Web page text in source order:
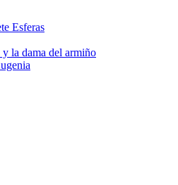
Esferas
la dama del armiño